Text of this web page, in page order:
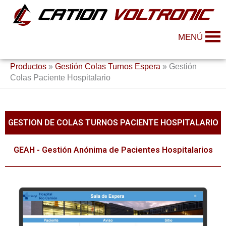
MENÚ
Productos » Gestión Colas Turnos Espera » Gestión
Colas Paciente Hospitalario
GESTION DE COLAS TURNOS PACIENTE HOSPITALARIO
GEAH - Gestión Anónima de Pacientes Hospitalarios